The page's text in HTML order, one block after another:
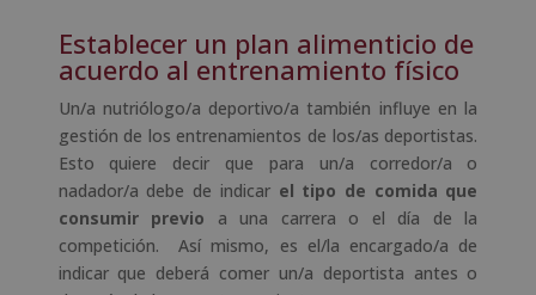
Establecer un plan alimenticio de
acuerdo al entrenamiento físico
Un/a nutriólogo/a deportivo/a también influye en la
gestión de los entrenamientos de los/as deportistas.
Esto quiere decir que para un/a corredor/a o
nadador/a debe de indicar el tipo de comida que
consumir previo a una carrera o el día de la
competición. Así mismo, es el/la encargado/a de
indicar que deberá comer un/a deportista antes o